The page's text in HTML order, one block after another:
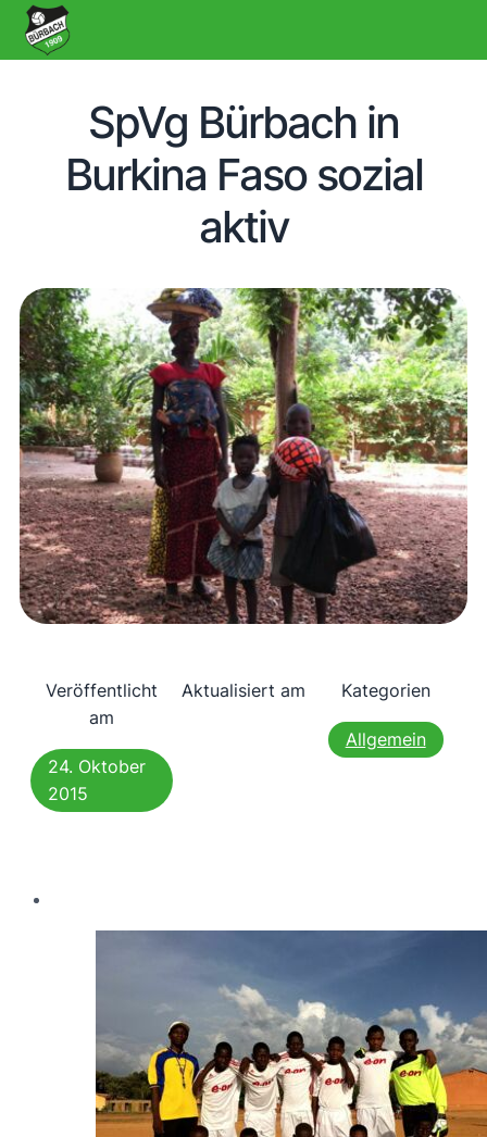
SpVg Bürbach in
Burkina Faso sozial
aktiv
Veröffentlicht
am
24. Oktober
2015
Aktualisiert am Kategorien
Allgemein